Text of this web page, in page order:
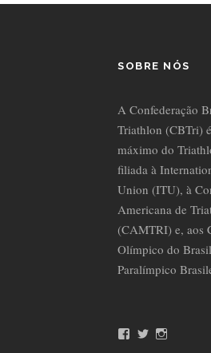
SOBRE NÓS
A Confederação
Triathlon (CBTri)
máximo do
filiada à
Union (ITU), à
Americana de
(CAMTRI) e, aos
Olímpico do
Paralímpico
T